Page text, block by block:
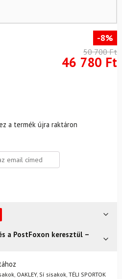
-8%
50 700Ft
46 780 Ft
a termék újra raktáron
a PostFoxon keresztül –
Semmi gond – a terméket
napon belül, indoklás nélkül.
, OAKLEY, Sí sisakok, TÉLI SPORTOK